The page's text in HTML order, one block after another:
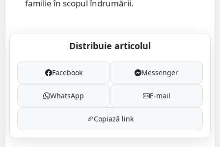
familie în scopul îndrumării.
Distribuie articolul
Facebook Messenger
WhatsApp E-mail
Copiază link